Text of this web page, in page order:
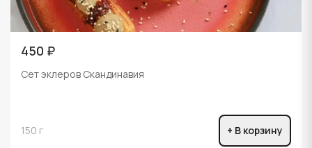
450 ₽
Сет эклеров Скандинавия
150 г + В корзину